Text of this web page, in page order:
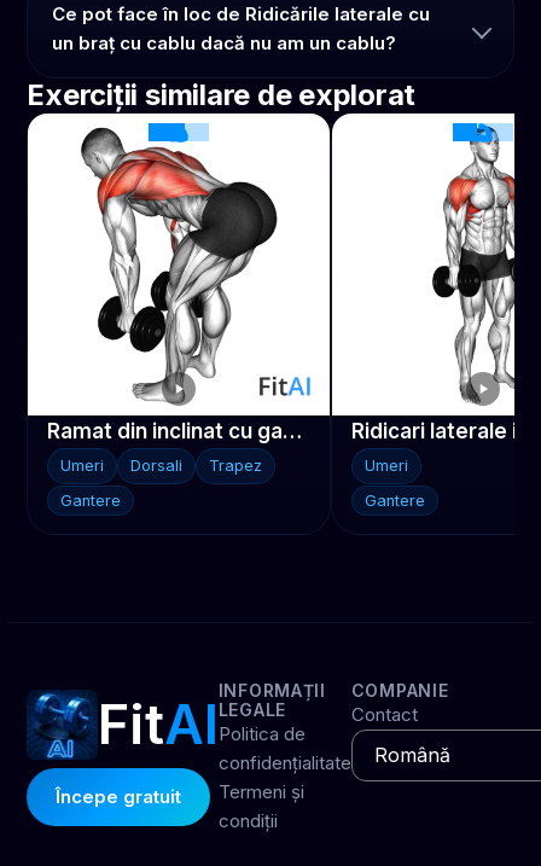
Ce pot face în loc de Ridicările laterale cu
un braț cu cablu dacă nu am un cablu?
Exerciții similare de explorat
Ramat din inclinat cu gantere
Umeri Dorsali
Trapez
Gantere
Umeri
Gantere
FitAI
Începe gratuit
INFORMAȚII
LEGALE
Politica de
confidențialitate
Termeni și
condiții
COMPANIE
Contact